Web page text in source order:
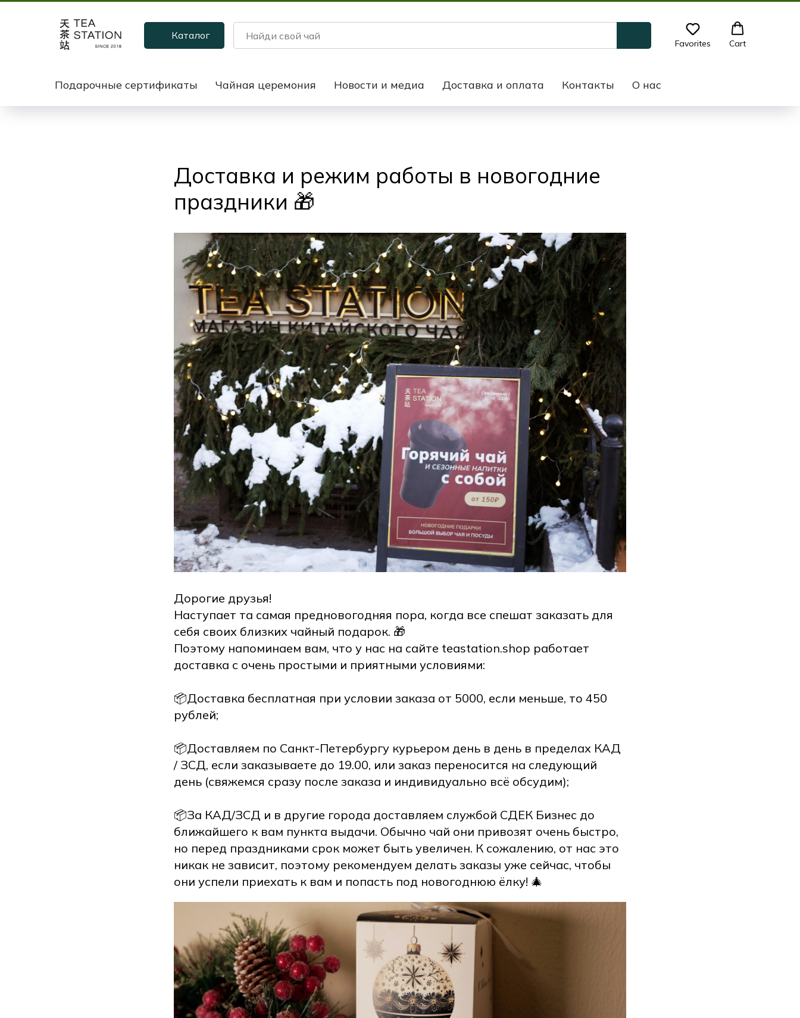
Каталог
Favorites Cart
Подарочные сертификаты Чайная церемония Новости и медиа Доставка и оплата Контакты О нас
Доставка и режим работы в новогодние
праздники 🎁
Дорогие друзья!
Наступает та самая предновогодняя пора, когда все спешат заказать для
себя своих близких чайный подарок. 🎁
Поэтому напоминаем вам, что у нас на сайте teastation.shop работает
доставка с очень простыми и приятными условиями:
📦Доставка бесплатная при условии заказа от 5000, если меньше, то 450
рублей;
📦Доставляем по Санкт-Петербургу курьером день в день в пределах КАД
/ ЗСД, если заказываете до 19.00, или заказ переносится на следующий
день (свяжемся сразу после заказа и индивидуально всё обсудим);
📦За КАД/ЗСД и в другие города доставляем службой СДЕК Бизнес до
ближайшего к вам пункта выдачи. Обычно чай они привозят очень быстро,
но перед праздниками срок может быть увеличен. К сожалению, от нас это
никак не зависит, поэтому рекомендуем делать заказы уже сейчас, чтобы
они успели приехать к вам и попасть под новогоднюю ёлку! 🎄